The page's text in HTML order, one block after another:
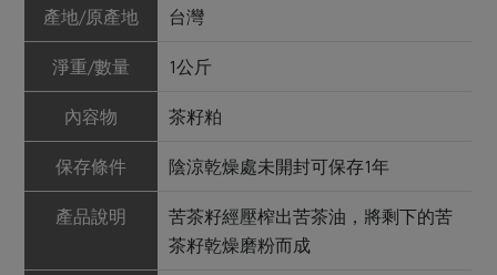
產地/原產地 台灣
淨重/數量 1公斤
內容物 茶籽粕
保存條件 陰涼乾燥處未開封可保存1年
產品說明
苦茶籽經壓榨出苦茶油，將剩下的苦
茶籽乾燥磨粉而成